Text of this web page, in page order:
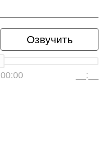
Озвучить
00:00 __:__